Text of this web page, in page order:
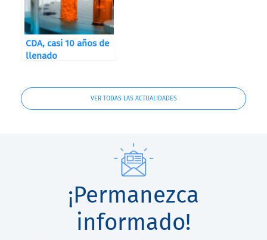
CDA, casi 10 años de
llenado
VER TODAS LAS ACTUALIDADES
¡Permanezca
informado!